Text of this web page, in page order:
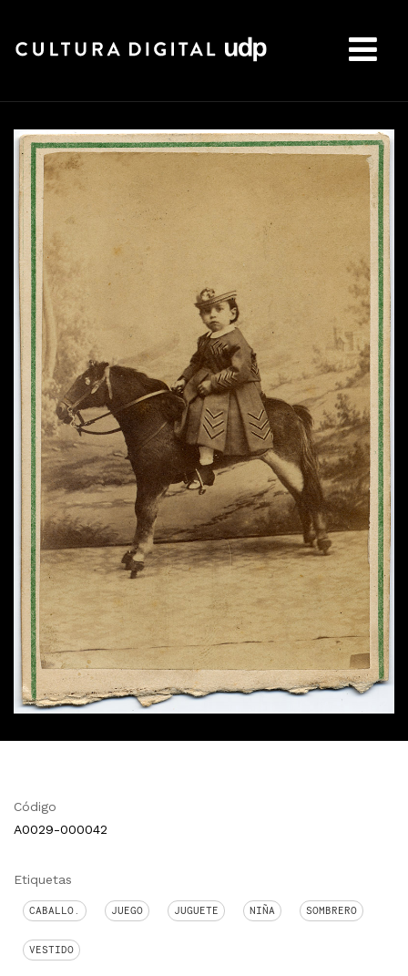
Código
A0029-000042
Etiquetas
CABALLO. JUEGO JUGUETE NIÑA SOMBRERO
VESTIDO